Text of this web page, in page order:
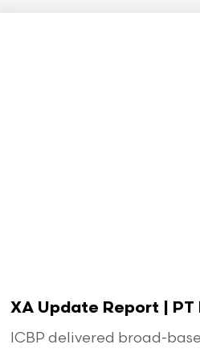
XA Update Report | PT
ICBP delivered broad-